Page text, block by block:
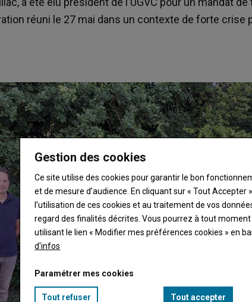
réuni le 27 mai dans un contexte de forte crise
Gestion des cookies
Ce site utilise des cookies pour garantir le bon
et de mesure d’audience. En cliquant sur « Tout Accepter
l’utilisation de ces cookies et au traitement de vos
regard des finalités décrites. Vous pourrez à tout moment
utilisant le lien « Modifier mes préférences cookies » en
d'infos
Paramétrer mes cookies
Tout refuser Tout accepter